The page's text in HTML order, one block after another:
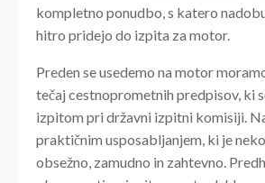
kompletno ponudbo, s katero
hitro pridejo do izpita za motor.
Preden se usedemo na motor
tečaj cestnoprometnih predpisov, ki
izpitom pri državni izpitni komisiji.
praktičnim usposabljanjem, ki je
obsežno, zamudno in zahtevno.